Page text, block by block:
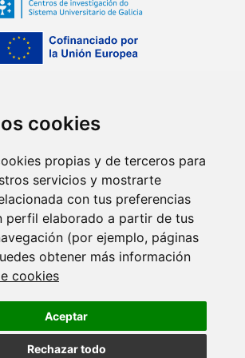
cookies
propias y de terceros para
servicios y mostrarte
con tus preferencias
perfil elaborado a partir de tus
(por ejemplo, páginas
obtener más información
cookies
Aceptar
Rechazar todo
del Sistema Universitario de
Galicia (ED431G/2023/06)
tecnológico, la innovación y una